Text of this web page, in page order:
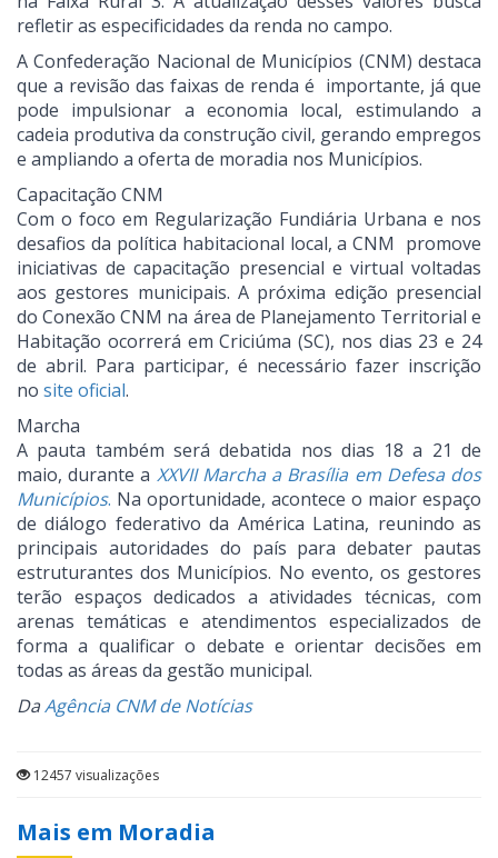
refletir as especificidades da renda no campo.
A Confederação Nacional de Municípios (CNM) destaca
que a revisão das faixas de renda é importante, já que
pode impulsionar a economia local, estimulando a
cadeia produtiva da construção civil, gerando empregos
e ampliando a oferta de moradia nos Municípios.
Capacitação CNM
Com o foco em Regularização Fundiária Urbana e nos
desafios da política habitacional local, a CNM promove
iniciativas de capacitação presencial e virtual voltadas
aos gestores municipais. A próxima edição presencial
do Conexão CNM na área de Planejamento Territorial e
Habitação ocorrerá em Criciúma (SC), nos dias 23 e 24
de abril. Para participar, é necessário fazer inscrição
no site oficial.
Marcha
A pauta também será debatida nos dias 18 a 21 de
maio, durante a XXVII Marcha a Brasília em Defesa dos
Municípios. Na oportunidade, acontece o maior espaço
de diálogo federativo da América Latina, reunindo as
principais autoridades do país para debater pautas
estruturantes dos Municípios. No evento, os gestores
terão espaços dedicados a atividades técnicas, com
arenas temáticas e atendimentos especializados de
forma a qualificar o debate e orientar decisões em
todas as áreas da gestão municipal.
DaAgência CNM de Notícias
12457 visualizações
Mais em Moradia